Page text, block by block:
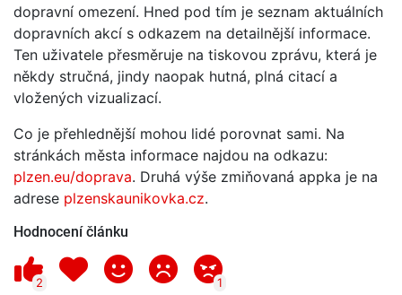
dopravní omezení. Hned pod tím je seznam aktuálních
dopravních akcí s odkazem na detailnější informace.
Ten uživatele přesměruje na tiskovou zprávu, která je
někdy stručná, jindy naopak hutná, plná citací a
vložených vizualizací.
Co je přehlednější mohou lidé porovnat sami. Na
stránkách města informace najdou na odkazu:
plzen.eu/doprava. Druhá výše zmiňovaná appka je na
adrese plzenskaunikovka.cz.
Hodnocení článku
2 1